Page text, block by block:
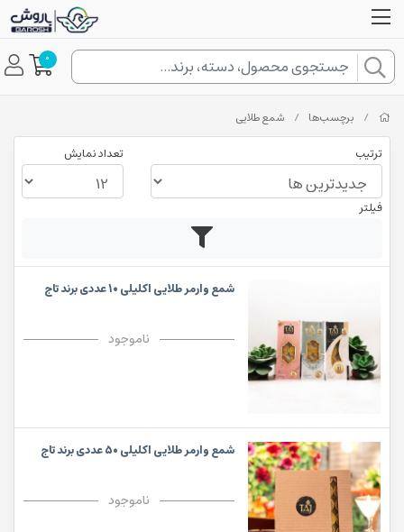
0
/ برچسب‌ها / شمع طلایی
ترتیب تعداد نمایش
فیلتر
شمع وارمر طلایی اکلیلی 10 عددی برند تاج
ناموجود
شمع وارمر طلایی اکلیلی 50 عددی برند تاج
ناموجود